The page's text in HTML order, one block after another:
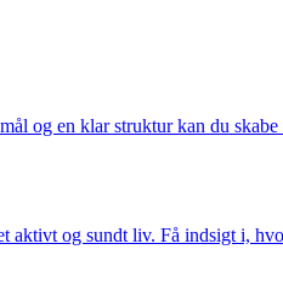
og en klar struktur kan du
og sundt liv. Få indsigt i,